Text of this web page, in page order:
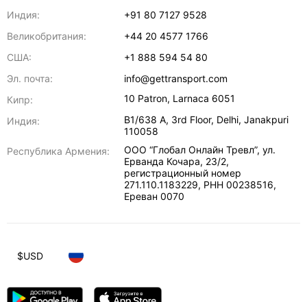
Индия:
+91 80 7127 9528
Великобритания:
+44 20 4577 1766
США:
+1 888 594 54 80
Эл. почта:
info@gettransport.com
Кипр:
10 Patron, Larnaca 6051
Индия:
B1/638 A, 3rd Floor, Delhi,Janakpuri
110058
Республика Армения:
ООО “Глобал Онлайн Тревл”, ул.
Ерванда Кочара, 23/2,
регистрационный номер
271.110.1183229, РНН 00238516,
Ереван 0070
$USD